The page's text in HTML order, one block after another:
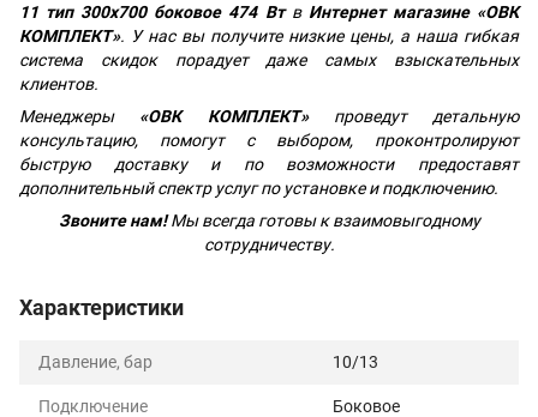
11 тип 300х700 боковое 474 Вт в Интернет магазине «ОВК
КОМПЛЕКТ». У нас вы получите низкие цены, а наша гибкая
система скидок порадует даже самых взыскательных
клиентов.
Менеджеры «ОВК КОМПЛЕКТ»проведут детальную
консультацию, помогут с выбором, проконтролируют
быструю доставку и по возможности предоставят
дополнительный спектр услуг по установке и подключению.
Звоните нам!Мы всегда готовы к взаимовыгодному
сотрудничеству.
Характеристики
Давление, бар 10/13
Подключение Боковое